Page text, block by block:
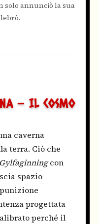
solo annunciò la sua
— IL COSMO
caverna
terra. Ciò che
Gylfaginningcon
spazio
progettata
perché il